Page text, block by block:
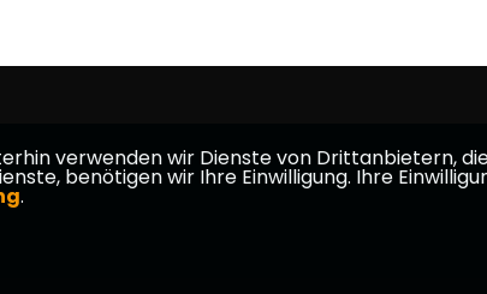
verwenden wir Dienste von Drittanbietern,
benötigen wir Ihre Einwilligung. Ihre
.